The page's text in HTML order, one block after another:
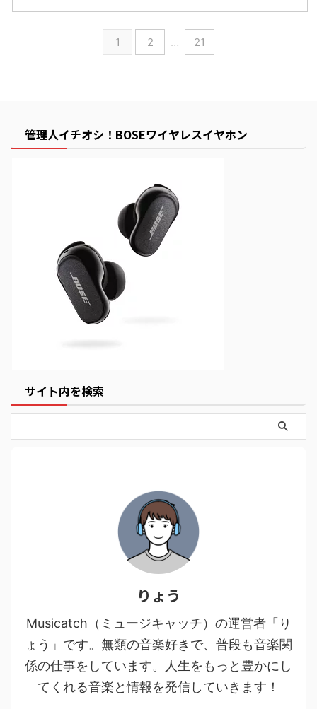
1 2 … 21
管理人イチオシ！BOSEワイヤレスイヤホン
サイト内を検索
りょう
Musicatch（ミュージキャッチ）の運営者「り
ょう」です。無類の音楽好きで、普段も音楽関
係の仕事をしています。人生をもっと豊かにし
てくれる音楽と情報を発信していきます！